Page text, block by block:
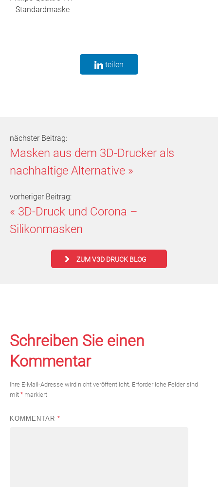
Standardmaske
teilen
nächster Beitrag:
Masken aus dem 3D-Drucker als
nachhaltige Alternative »
vorheriger Beitrag:
« 3D-Druck und Corona –
Silikonmasken
ZUM V3D DRUCK BLOG
Schreiben Sie einen
Kommentar
Ihre E-Mail-Adresse wird nicht veröffentlicht. Erforderliche Felder sind
mit * markiert
KOMMENTAR *